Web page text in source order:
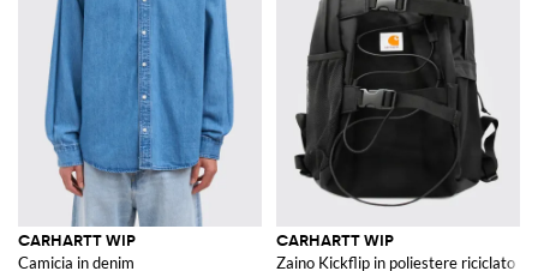
CARHARTT WIP
Camicia in denim
CARHARTT WIP
Zaino Kickflip in poliestere riciclato